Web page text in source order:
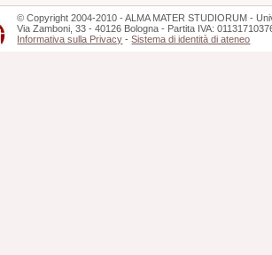
©Copyright 2004-2010 - ALMA MATER STUDIORUM -
Via Zamboni, 33 - 40126 Bologna - Partita IVA:
Informativa sulla Privacy -Sistema di identità di ateneo